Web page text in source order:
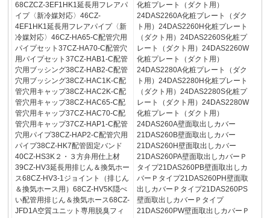
68CZCZ-3EF1HK1延長用フレアパ
イプ〈新冷媒対応〉46CZ-
4EF1HK1延長用フレアパイプ〈新
冷媒対応〉46CZ-HA65-C配管穴用
パイプセット37CZ-HA70-C配管穴
用パイプセット37CZ-HAB1-C配管
穴用ブッシング38CZ-HAB2-C配管
穴用ブッシング38CZ-HAC1K-C配
管穴用キャップ38CZ-HAC2K-C配
管穴用キャップ38CZ-HAC65-C配
管穴用キャップ37CZ-HAC70-C配
管穴用キャップ37CZ-HAP1-C配管
穴用パイプ38CZ-HAP2-C配管穴用
パイプ38CZ-HK7配管固定バンド
40CZ-HS3K２・３方弁用仕上材
39CZ-HV3延長用排じん＆換気ホー
ス68CZ-HV3-1ジョイント（排じん
＆換気ホース用）68CZ-HV5K隠ぺ
い配管用排じん＆換気ホース68CZ-
JFD1A空質ユニット専用脱臭フィ
化粧プレート（ダクト用）
24DAS2260A化粧プレート（ダク
ト用）24DAS2260H化粧プレート
（ダクト用）24DAS2260S化粧プ
レート（ダクト用）24DAS2260W
化粧プレート（ダクト用）
24DAS2280A化粧プレート（ダク
ト用）24DAS2280H化粧プレート
（ダクト用）24DAS2280S化粧プ
レート（ダクト用）24DAS2280W
化粧プレート（ダクト用）
24DAS260A壁面取出しカバー
21DAS260B壁面取出しカバー
21DAS260H壁面取出しカバー
21DAS260PA壁面取出しカバーＰ
タイプ21DAS260PB壁面取出しカ
バーＰタイプ21DAS260PH壁面取
出しカバーＰタイプ21DAS260PS
壁面取出しカバーＰタイプ
21DAS260PW壁面取出しカバーＰ